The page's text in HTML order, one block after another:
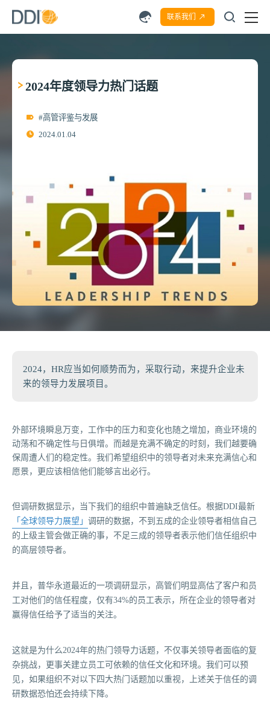
联系我们
2024年度领导力热门话题
#高管评鉴与发展
2024.01.04
2024，HR应当如何顺势而为，采取行动，来提升企业未
来的领导力发展项目。
外部环境瞬息万变，工作中的压力和变化也随之增加，商业环境的
动荡和不确定性与日俱增。而越是充满不确定的时刻，我们越要确
保周遭人们的稳定性。我们希望组织中的领导者对未来充满信心和
愿景，更应该相信他们能够言出必行。
但调研数据显示，当下我们的组织中普遍缺乏信任。根据DDI最新
「全球领导力展望」 调研的数据，不到五成的企业领导者相信自己
的上级主管会做正确的事，不足三成的领导者表示他们信任组织中
的高层领导者。
并且，普华永道最近的一项调研显示，高管们明显高估了客户和员
工对他们的信任程度，仅有34%的员工表示，所在企业的领导者对
赢得信任给予了适当的关注。
这就是为什么2024年的热门领导力话题，不仅事关领导者面临的复
杂挑战，更事关建立员工可依赖的信任文化和环境。我们可以预
见，如果组织不对以下四大热门话题加以重视，上述关于信任的调
研数据恐怕还会持续下降。